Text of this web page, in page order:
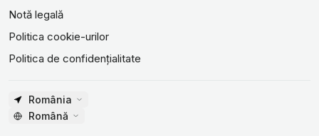
Notă legală
Politica cookie-urilor
Politica de confidențialitate
România
Română